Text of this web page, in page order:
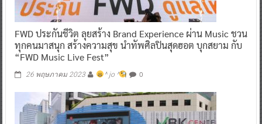
FWD ประกันชีวิต ลุยสร้าง Brand Experience ผ่าน Music ชวน
ทุกคนมาสนุก สร้างความสุข นำทัพศิลปินสุดฮอต บุกสยาม กับ
“FWD Music Live Fest”
26 พฤษภาคม 2023 ^ jo ^ 0